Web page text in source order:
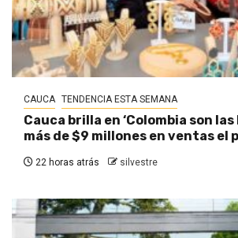
CAUCA TENDENCIA ESTA SEMANA
Cauca brilla en ‘Colombia son las
más de $9 millones en ventas el
22 horas atrás silvestre